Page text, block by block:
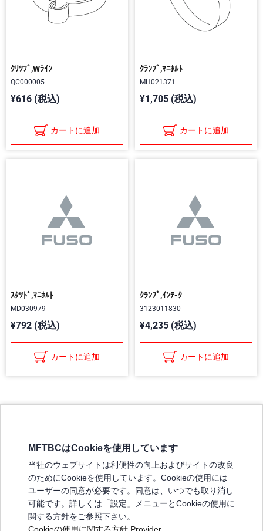
ｸﾘﾂﾌﾟ,Wﾗｲﾝ
QC000005
¥616 (税込)
カートに追加
ｸﾗﾝﾌﾟ,ﾏﾆﾎﾙﾄ
MH021371
¥1,705 (税込)
カートに追加
ｽﾀﾂﾄﾞ,ﾏﾆﾎﾙﾄ
MD030979
¥792 (税込)
カートに追加
ｸﾗﾝﾌﾟ,ｲﾝﾃ-ｸ
3123011830
¥4,235 (税込)
カートに追加
弊社の製品について
販売店リスト
よくある質問 / お問い合わせ
MFTBCはCookieを使用しています
当社のウェブサイトは利便性の向上およびサイトの改良
のためにCookieを使用しています。Cookieの使用には
ユーザーの同意が必要です。同意は、いつでも取り消し
可能です。詳しくは「設定」メニューとCookieの使用に
関する方針をご参照下さい。